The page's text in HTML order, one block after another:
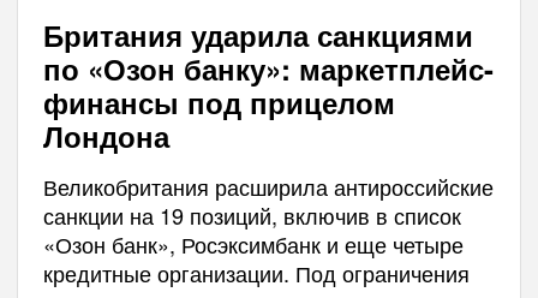
Британия ударила санкциями
по «Озон банку»: маркетплейс-
финансы под прицелом
Лондона
Великобритания расширила антироссийские
санкции на 19 позиций, включив в список
«Озон банк», Росэксимбанк и еще четыре
кредитные организации. Под ограничения